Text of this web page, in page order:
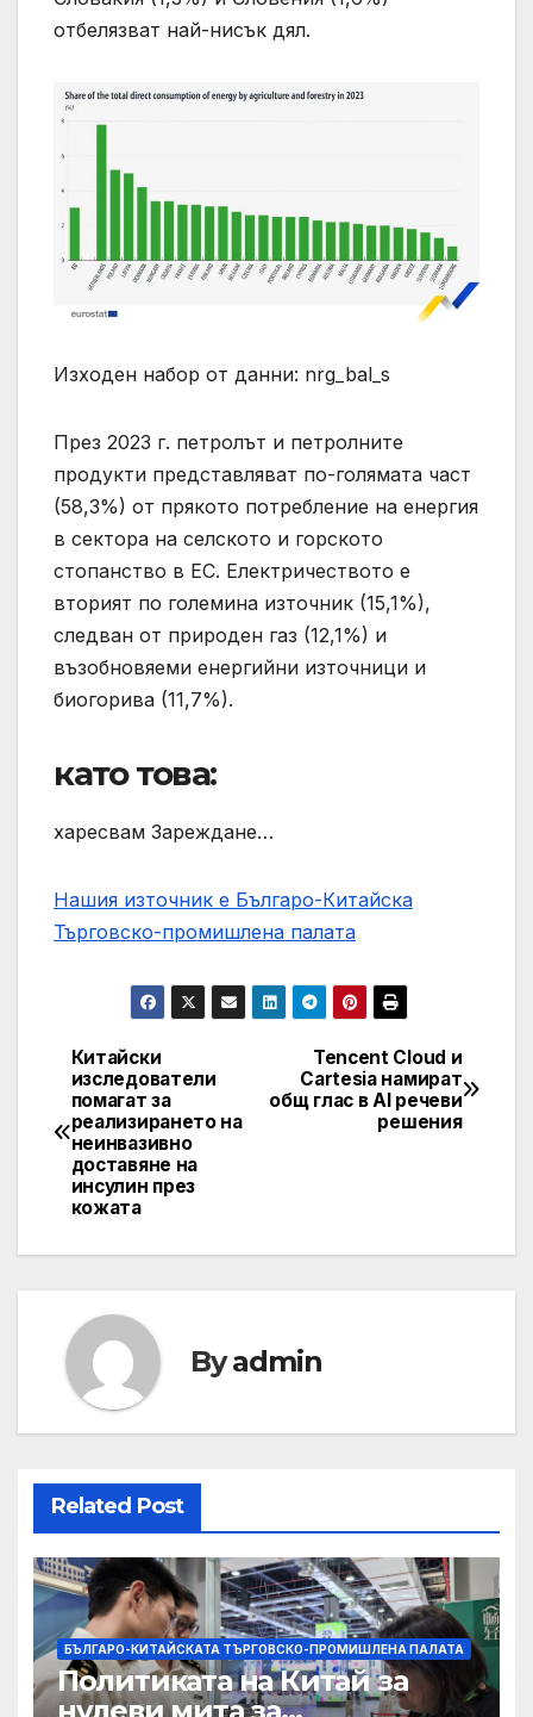
отбелязват най-нисък дял.
Изходен набор от данни: nrg_bal_s
През 2023 г. петролът и петролните
продукти представляват по-голямата част
(58,3%) от прякото потребление на енергия
в сектора на селското и горското
стопанство в ЕС. Електричеството е
вторият по големина източник (15,1%),
следван от природен газ (12,1%) и
възобновяеми енергийни източници и
биогорива (11,7%).
като това:
харесвам Зареждане…
Нашия източник е Българо-Китайска
Търговско-промишлена палaта
Post
navigation
Tencent Cloud и
Cartesia намират
общ глас в AI речеви
решения
Китайски
изследователи
помагат за
реализирането на
неинвазивно
доставяне на
инсулин през
кожата
Byadmin
Related Post
БЪЛГАРО-КИТАЙСКАТА ТЪРГОВСКО-ПРОМИШЛЕНА ПАЛАТА
Политиката на Китай за